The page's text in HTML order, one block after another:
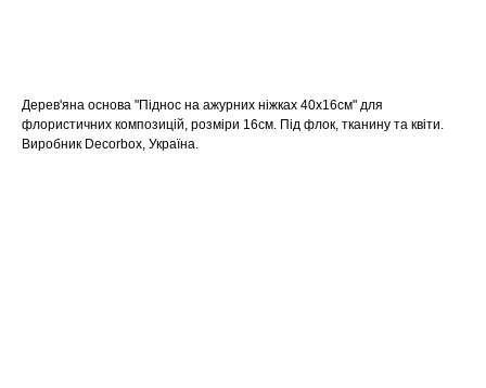
Дерев'яна основа "Піднос на ажурних ніжках 40х16см" для
флористичних композицій, розміри 16см. Під флок, тканину та квіти.
Виробник Decorbox, Україна.